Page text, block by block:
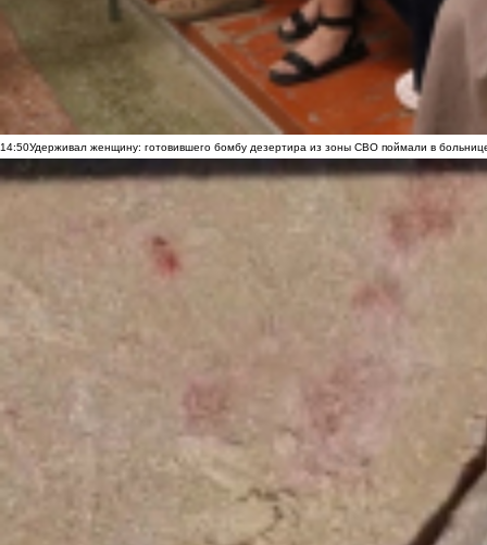
14:50Удерживал женщину: готовившего бомбу дезертира из зоны СВО поймали в